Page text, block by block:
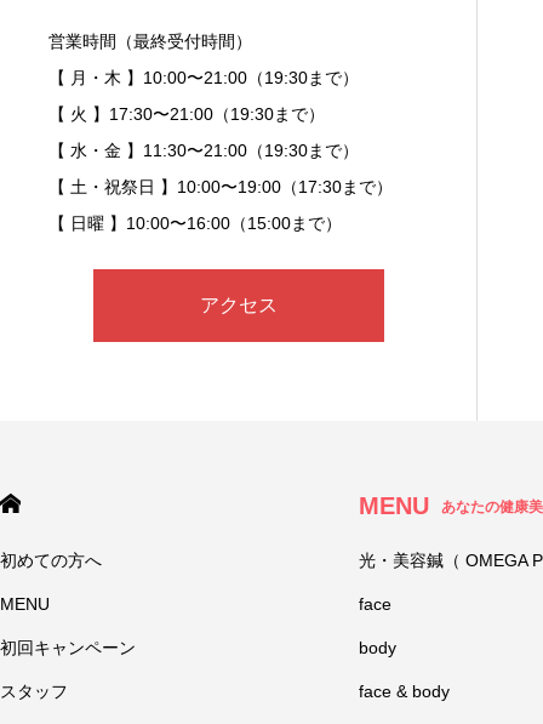
営業時間（最終受付時間）
【 月・木 】10:00〜21:00（19:30まで）
【 火 】17:30〜21:00（19:30まで）
【 水・金 】11:30〜21:00（19:30まで）
【 土・祝祭日 】10:00〜19:00（17:30まで）
【 日曜 】10:00〜16:00（15:00まで）
アクセス
初めての方へ
MENU
初回キャンペーン
スタッフ
MENU あなたの健康
光・美容鍼（ OMEGA
face
body
face & body